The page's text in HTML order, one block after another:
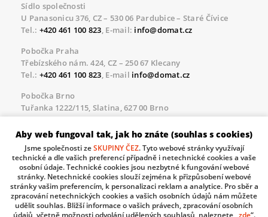
Sídlo společnosti
U Panasonicu 376, CZ – 530 06 Pardubice – Staré Čívice
Tel.: +420 461 100 823, E-mail: info@domat.cz
Pobočka Praha
Třebízského nám. 424, CZ – 250 67 Klecany
Tel.: +420 461 100 823, E-mail info@domat.cz
Pobočka Brno
Tuřanka 1222/115, Slatina, 627 00 Brno
Tel.:+420 461 100 823, E-mailinfo@domat.cz
Servisní linka pro námi realizované akce
Po – Pá 8.30 – 17.00
tel:+420 733 421 878, E-mailservis@domat.cz
Technická podpora:
Tel.:+420 461 100 666 , WhatsApp:+420 603 735 402
Aby web fungoval tak, jak ho znáte (souhlas s cookies)
Jsme společnosti zeSKUPINY ČEZ. Tyto webové stránky využívají
technické a dle vašich preferencí případně i netechnické cookies a vaše
osobní údaje. Technické cookies jsou nezbytné k fungování webové
stránky. Netechnické cookies slouží zejména k přizpůsobení webové
stránky vašim preferencím, k personalizaci reklam a analytice. Pro sběr a
zpracování netechnických cookies a vašich osobních údajů nám můžete
udělit souhlas. Bližší informace o vašich právech, zpracování osobních
údajů, včetně možnosti odvolání udělených souhlasů, naleznete „ zde“.